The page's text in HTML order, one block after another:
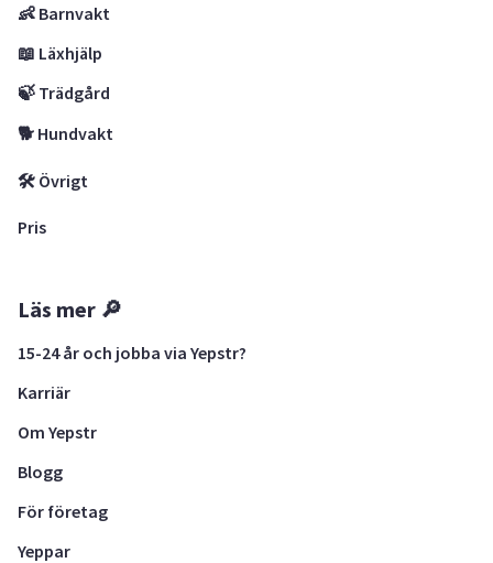
👶 Barnvakt
📖 Läxhjälp
🍃 Trädgård
🐕 Hundvakt
🛠 Övrigt
Pris
Läs mer 🔎
15-24 år och jobba via Yepstr?
Karriär
Om Yepstr
Blogg
För företag
Yeppar